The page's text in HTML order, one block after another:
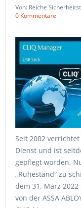
Von: Reiche
0 Kommentare
Seit 2002
Dienst und ist
gepflegt worden.
„Ruhestand“ zu
dem 31. März
von der ASSA